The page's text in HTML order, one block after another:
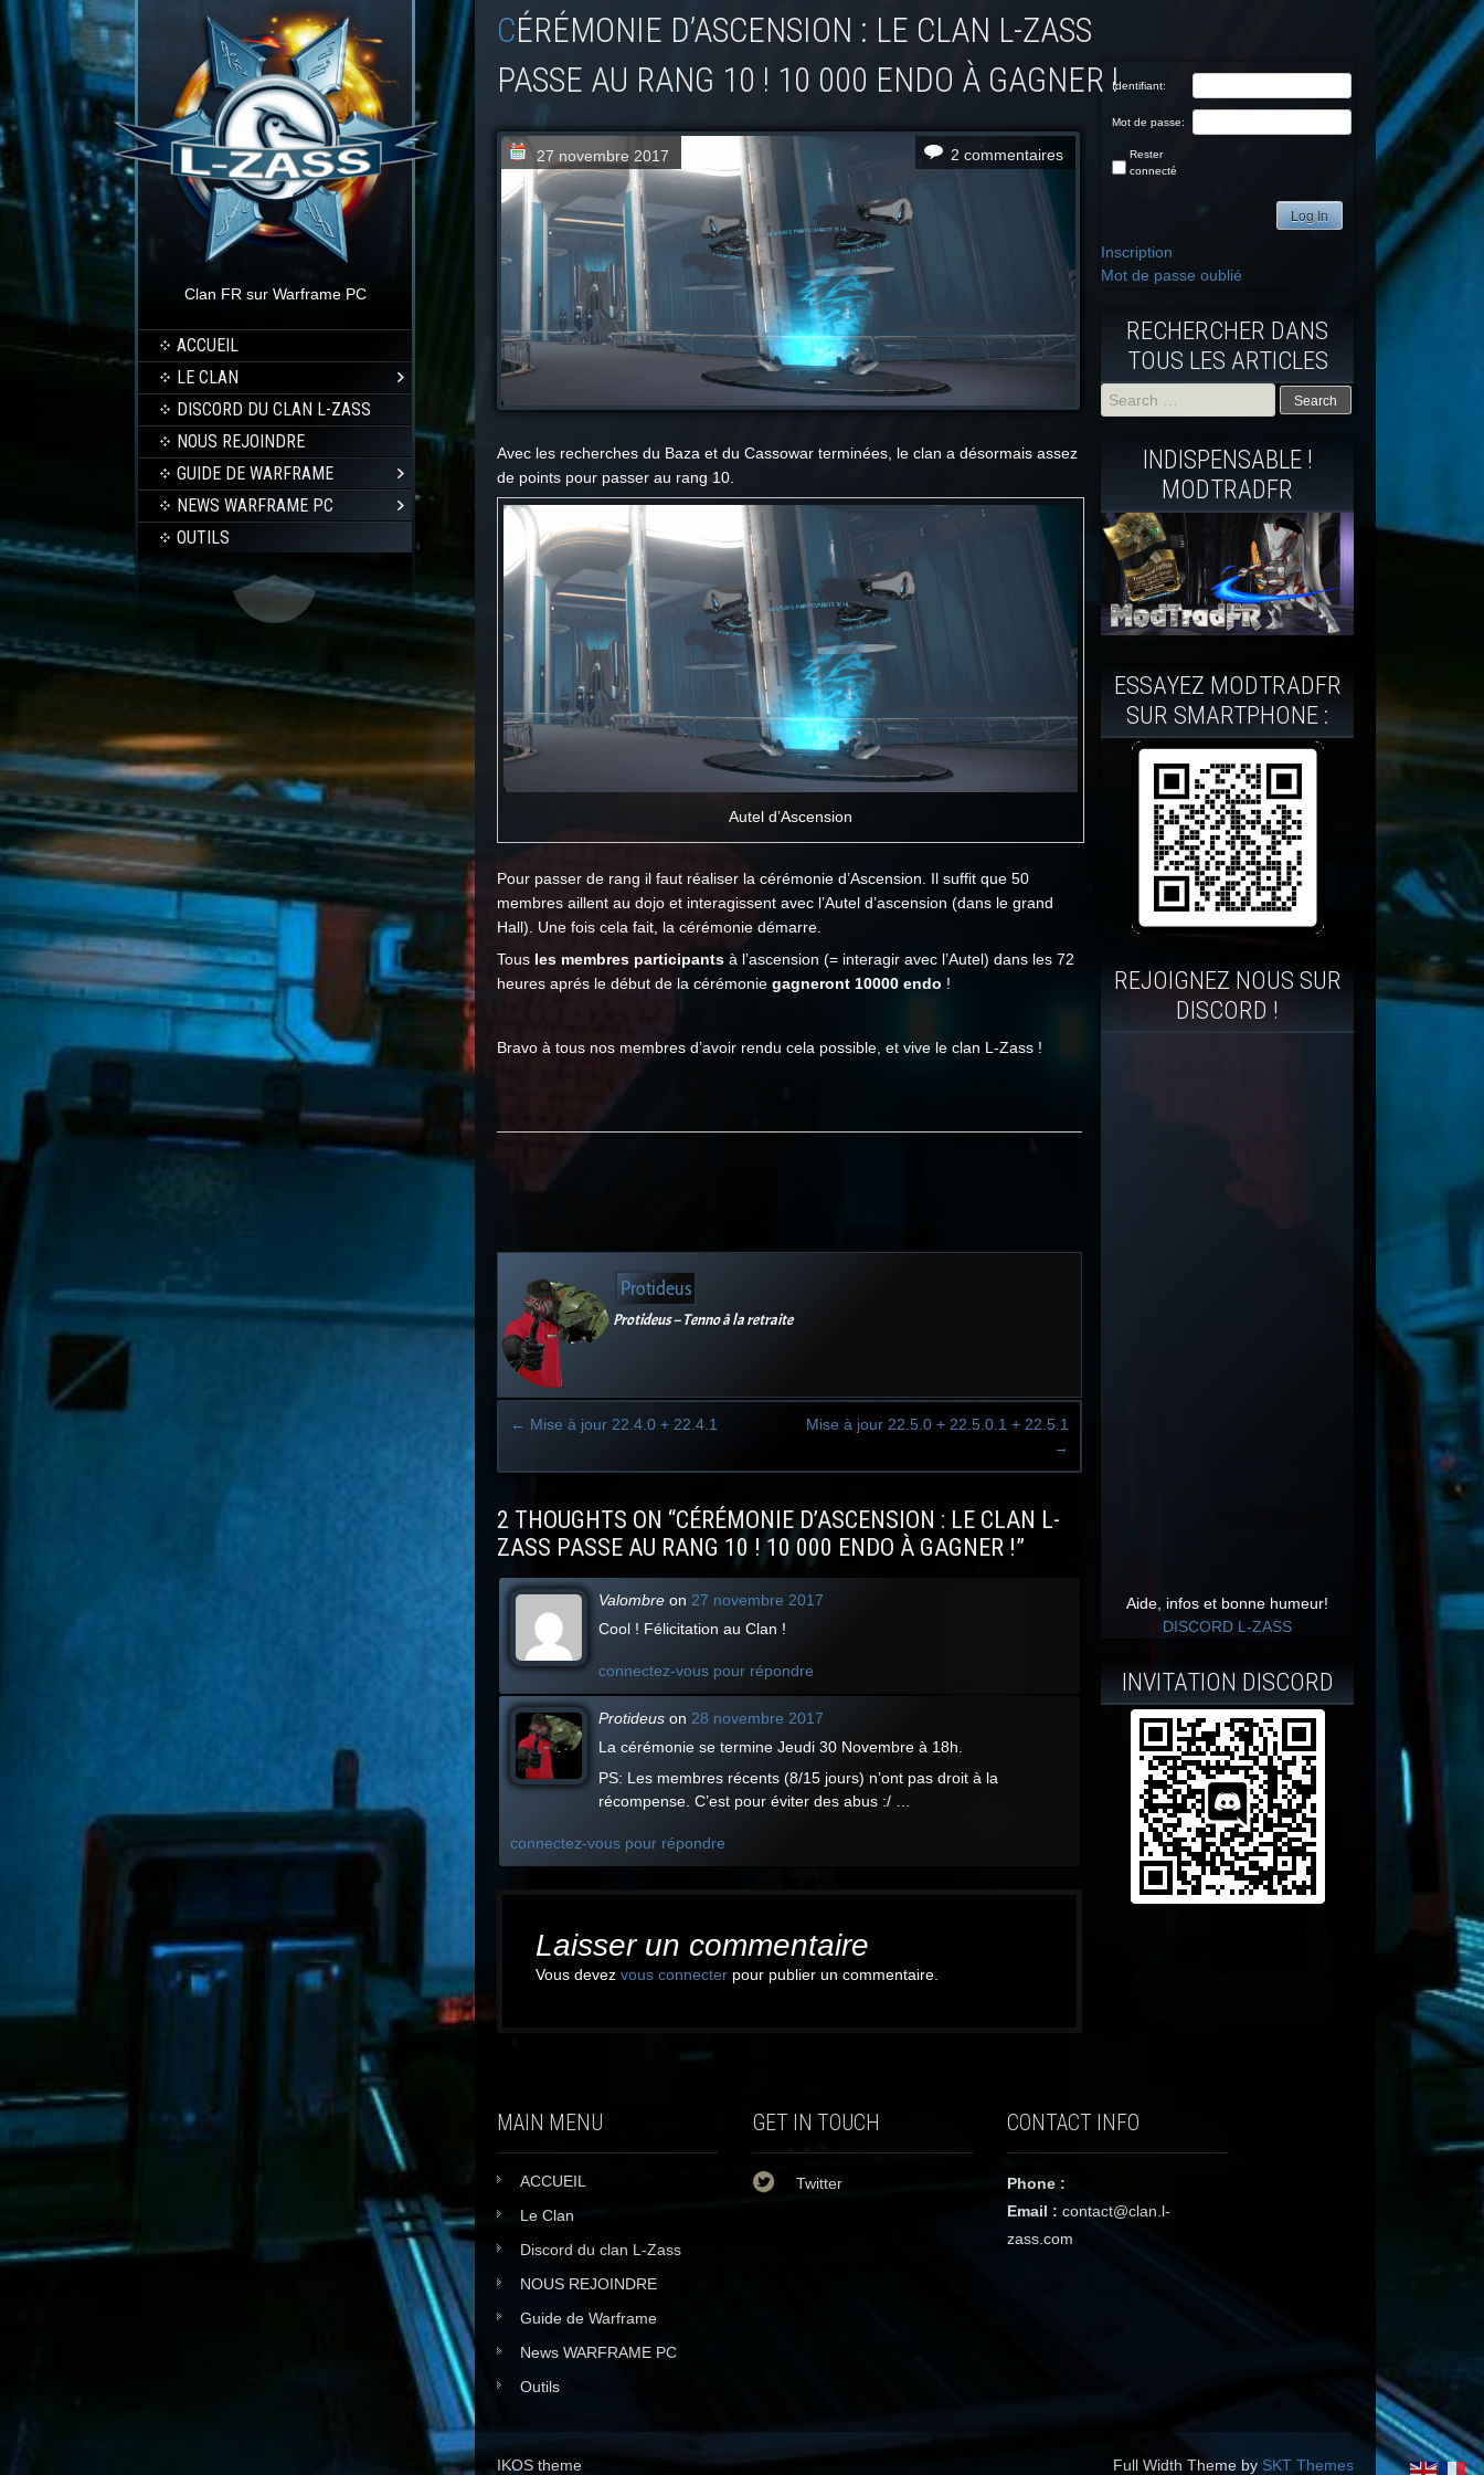
Clan FR sur Warframe PC
ACCUEIL
LE CLAN
DISCORD DU CLAN L-ZASS
NOUS REJOINDRE
GUIDE DE WARFRAME
NEWS WARFRAME PC
OUTILS
CÉRÉMONIE D’ASCENSION : LE CLAN L-ZASS
PASSE AU RANG 10 ! 10 000 ENDO À GAGNER !
27 novembre 2017 2 commentaires
Avec les recherches du Baza et du Cassowar terminées, le clan a désormais assez
de points pour passer au rang 10.
Autel d’Ascension
Pour passer de rang il faut réaliser la cérémonie d’Ascension. Il suffit que 50
membres aillent au dojo et interagissent avec l’Autel d’ascension (dans le grand
Hall). Une fois cela fait, la cérémonie démarre.
Tous les membres participants à l’ascension (= interagir avec l’Autel) dans les 72
heures aprés le début de la cérémonie gagneront 10000 endo !
Bravo à tous nos membres d’avoir rendu cela possible, et vive le clan L-Zass !
Protideus
Protideus – Tenno à la retraite
← Mise à jour 22.4.0 + 22.4.1
Mise à jour 22.5.0 + 22.5.0.1 + 22.5.1
→
2 THOUGHTS ON “CÉRÉMONIE D’ASCENSION : LE CLAN L-
ZASS PASSE AU RANG 10 ! 10 000 ENDO À GAGNER !”
Valombre on 27 novembre 2017
Cool ! Félicitation au Clan !
connectez-vous pour répondre
Protideus on 28 novembre 2017
La cérémonie se termine Jeudi 30 Novembre à 18h.
PS: Les membres récents (8/15 jours) n’ont pas droit à la
récompense. C’est pour éviter des abus :/ …
connectez-vous pour répondre
Laisser un commentaire
Vous devez vous connecter pour publier un commentaire.
Identifiant:
Mot de passe:
Rester
connecté
Log In
Inscription
Mot de passe oublié
RECHERCHER DANS
TOUS LES ARTICLES
Search
for:
INDISPENSABLE !
MODTRADFR
ESSAYEZ MODTRADFR
SUR SMARTPHONE :
REJOIGNEZ NOUS SUR
DISCORD !
Aide, infos et bonne humeur!
DISCORD L-ZASS
INVITATION DISCORD
MAIN MENU
ACCUEIL
Le Clan
Discord du clan L-Zass
NOUS REJOINDRE
Guide de Warframe
News WARFRAME PC
Outils
GET IN TOUCH
Twitter
CONTACT INFO
Phone :
Email : contact@clan.l-
zass.com
IKOS theme Full Width Theme by SKT Themes